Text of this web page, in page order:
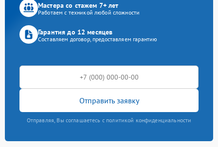
Мастера со стажем 7+ лет
Работаем с техникой любой сложности
Гарантия до 12 месяцев
Составляем договор, предоставляем гарантию
Отправить заявку
Отправляя, Вы соглашаетесь с политикой конфиденциальности